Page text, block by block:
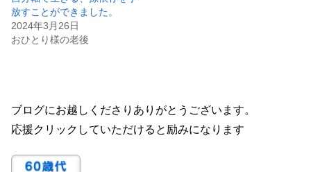
放すことができました。
2024年3月26日
おひとり様の老後
ブログにお越しくださりありがとうございます。
応援クリックしていただけると励みになります